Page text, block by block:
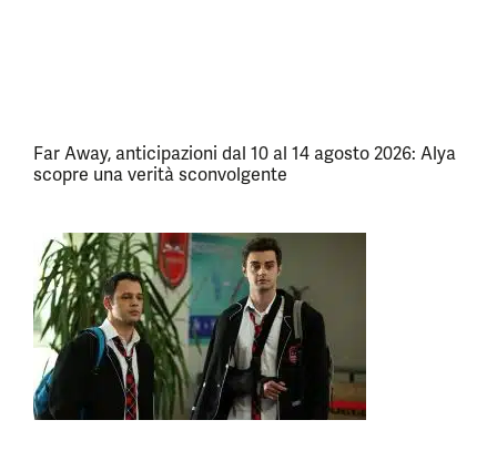
Far Away, anticipazioni dal 10 al 14 agosto 2026: Alya
scopre una verità sconvolgente